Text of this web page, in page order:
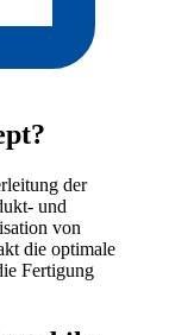
der
und
von
die optimale
Fertigung